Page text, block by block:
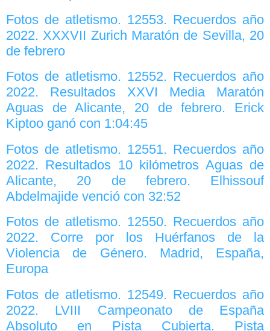
Fotos de atletismo. 12553. Recuerdos año
2022. XXXVII Zurich Maratón de Sevilla, 20
de febrero
Fotos de atletismo. 12552. Recuerdos año
2022. Resultados XXVI Media Maratón
Aguas de Alicante, 20 de febrero. Erick
Kiptoo ganó con 1:04:45
Fotos de atletismo. 12551. Recuerdos año
2022. Resultados 10 kilómetros Aguas de
Alicante, 20 de febrero. Elhissouf
Abdelmajide venció con 32:52
Fotos de atletismo. 12550. Recuerdos año
2022. Corre por los Huérfanos de la
Violencia de Género. Madrid, España,
Europa
Fotos de atletismo. 12549. Recuerdos año
2022. LVIII Campeonato de España
Absoluto en Pista Cubierta. Pista